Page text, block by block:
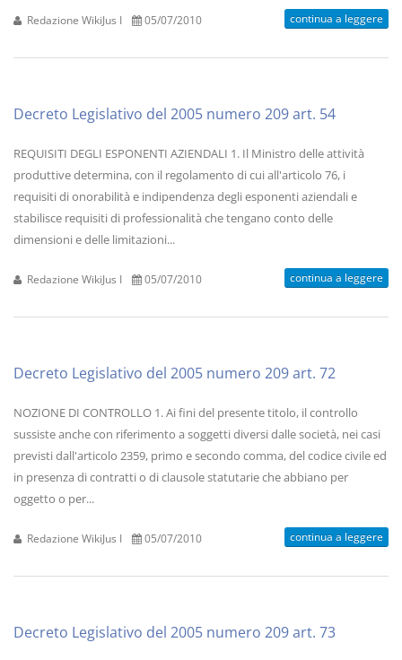
Redazione WikiJus I 05/07/2010 continua a leggere
Decreto Legislativo del 2005 numero 209 art. 54
REQUISITI DEGLI ESPONENTI AZIENDALI 1. Il Ministro delle attività
produttive determina, con il regolamento di cui all'articolo 76, i
requisiti di onorabilità e indipendenza degli esponenti aziendali e
stabilisce requisiti di professionalità che tengano conto delle
dimensioni e delle limitazioni...
Redazione WikiJus I 05/07/2010 continua a leggere
Decreto Legislativo del 2005 numero 209 art. 72
NOZIONE DI CONTROLLO 1. Ai fini del presente titolo, il controllo
sussiste anche con riferimento a soggetti diversi dalle società, nei casi
previsti dall'articolo 2359, primo e secondo comma, del codice civile ed
in presenza di contratti o di clausole statutarie che abbiano per
oggetto o per...
Redazione WikiJus I 05/07/2010 continua a leggere
Decreto Legislativo del 2005 numero 209 art. 73